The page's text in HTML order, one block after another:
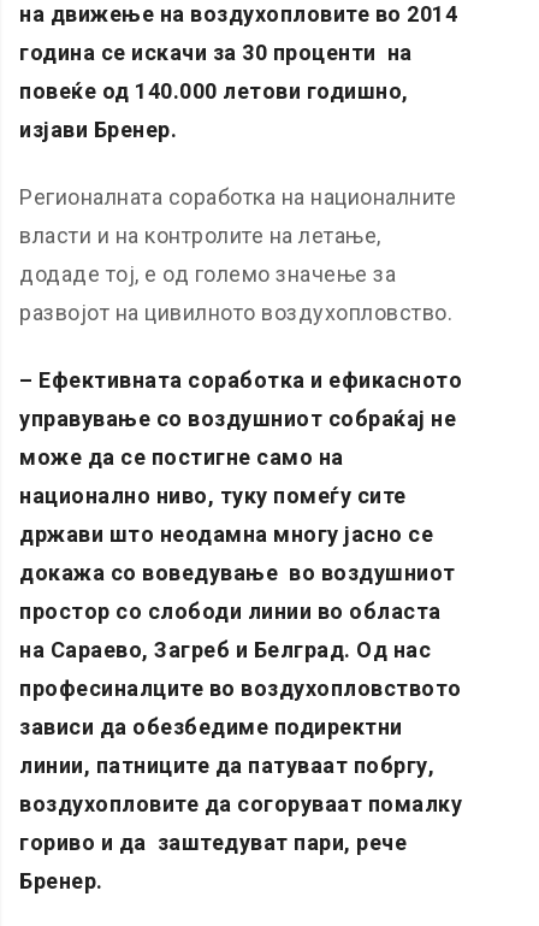
на движење на воздухопловите во 2014
година се искачи за 30 проценти на
повеќе од 140.000 летови годишно,
изјави Бренер.
Регионалната соработка на националните
власти и на контролите на летање,
додаде тој, е од големо значење за
развојот на цивилното воздухопловство.
– Ефективната соработка и ефикасното
управување со воздушниот собраќај не
може да се постигне само на
национално ниво, туку помеѓу сите
држави што неодамна многу јасно се
докажа со воведување во воздушниот
простор со слободи линии во областа
на Сараево, Загреб и Белград. Од нас
професиналците во воздухопловството
зависи да обезбедиме подиректни
линии, патниците да патуваат побргу,
воздухопловите да согоруваат помалку
гориво и да заштедуват пари, рече
Бренер.